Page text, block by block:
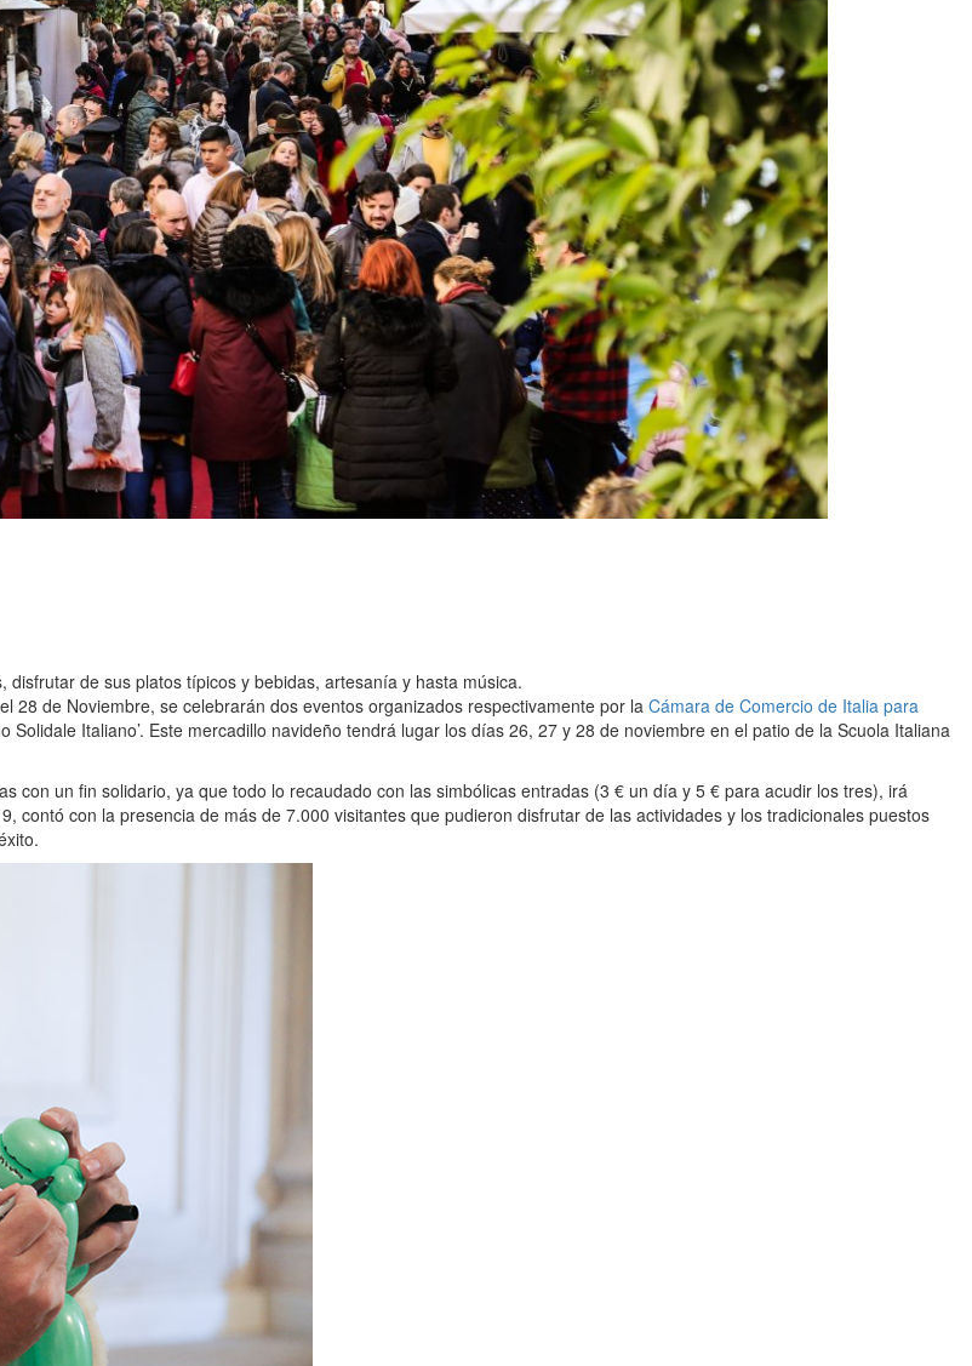
de sus platos típicos y bebidas, artesanía y hasta música.
de Noviembre, se celebrarán dos eventos organizados respectivamente por la Cámara de Comercio de Italia para
Solidale Italiano’. Este mercadillo navideño tendrá lugar los días 26, 27 y 28 de noviembre en el patio de la Scuola Italiana
con un fin solidario, ya que todo lo recaudado con las simbólicas entradas (3 € un día y 5 € para acudir los tres), irá
contó con la presencia de más de 7.000 visitantes que pudieron disfrutar de las actividades y los tradicionales puestos